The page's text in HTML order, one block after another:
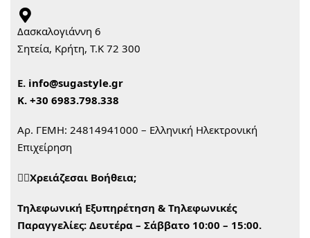
Δασκαλογιάννη 6
Σητεία, Κρήτη, Τ.Κ 72 300
Ε. info@sugastyle.gr
Κ. +30 6983.798.338
Αρ. ΓΕΜΗ: 24814941000 – Ελληνική Ηλεκτρονική
Επιχείρηση
🙋‍♀️Χρειάζεσαι Βοήθεια;
Τηλεφωνική Εξυπηρέτηση & Τηλεφωνικές
Παραγγελίες: Δευτέρα – Σάββατο 10:00 – 15:00.